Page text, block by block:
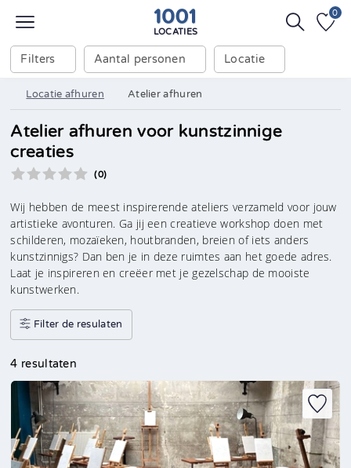
LOCATIES
Filters Aantal personen Locatie
0
Locatie afhuren Atelier afhuren
Atelier afhuren voor kunstzinnige
creaties
(0)
Wij hebben de meest inspirerende ateliers verzameld voor jouw
artistieke avonturen. Ga jij een creatieve workshop doen met
schilderen, mozaïeken, houtbranden, breien of iets anders
kunstzinnigs? Dan ben je in deze ruimtes aan het goede adres.
Laat je inspireren en creëer met je gezelschap de mooiste
kunstwerken.
Filter de resulaten
4 resultaten